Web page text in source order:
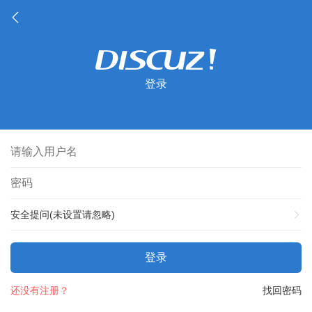
登录
安全提问(未设置请忽略)
登录
找回密码
还没有注册？